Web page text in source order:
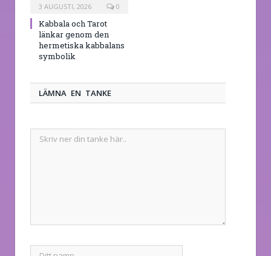
3 AUGUSTI, 2026 0
Kabbala och Tarot
länkar genom den
hermetiska kabbalans
symbolik
LÄMNA EN TANKE